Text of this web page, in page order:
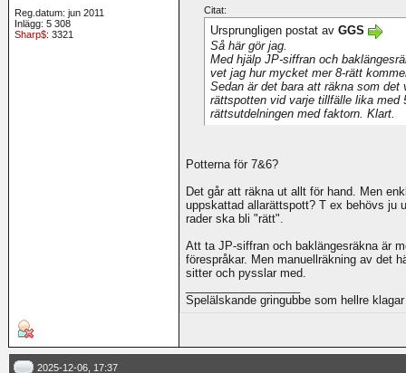
Reg.datum: jun 2011
Inlägg: 5 308
Sharp$: 3321
Citat:
Ursprungligen postat av GGS
Så här gör jag.
Med hjälp JP-siffran och
vet jag hur mycket mer 8-rätt
Sedan är det bara att räkna som
rättspotten vid varje tillfälle lika med
rättsutdelningen med faktorn. Klart.
Potterna för 7&6?
Det går att räkna ut allt för hand. Men
uppskattad allarättspott? T ex behövs ju
rader ska bli "rätt".
Att ta JP-siffran och baklängesräkna är
förespråkar. Men manuellräkning av det
sitter och pysslar med.
Spelälskande gringubbe som hellre
2025-12-06, 17:37